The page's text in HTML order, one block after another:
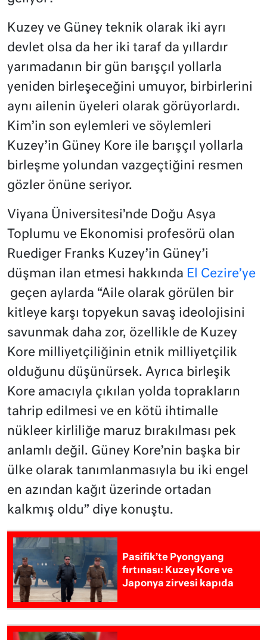
Kuzey ve Güney teknik olarak iki ayrı
devlet olsa da her iki taraf da yıllardır
yarımadanın bir gün barışçıl yollarla
yeniden birleşeceğini umuyor, birbirlerini
aynı ailenin üyeleri olarak görüyorlardı.
Kim’in son eylemleri ve söylemleri
Kuzey’in Güney Kore ile barışçıl yollarla
birleşme yolundan vazgeçtiğini resmen
gözler önüne seriyor.
Viyana Üniversitesi’nde Doğu Asya
Toplumu ve Ekonomisi profesörü olan
Ruediger Franks Kuzey’in Güney’i
düşman ilan etmesi hakkında El Cezire’ye
geçen aylarda “Aile olarak görülen bir
kitleye karşı topyekun savaş ideolojisini
savunmak daha zor, özellikle de Kuzey
Kore milliyetçiliğinin etnik milliyetçilik
olduğunu düşünürsek. Ayrıca birleşik
Kore amacıyla çıkılan yolda toprakların
tahrip edilmesi ve en kötü ihtimalle
nükleer kirliliğe maruz bırakılması pek
anlamlı değil. Güney Kore’nin başka bir
ülke olarak tanımlanmasıyla bu iki engel
en azından kağıt üzerinde ortadan
kalkmış oldu” diye konuştu.
Pasifik’te Pyongyang
fırtınası: Kuzey Kore ve
Japonya zirvesi kapıda